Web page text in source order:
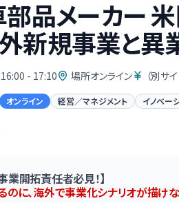
品メーカー
新規事業と異
16:00 - 17:10 場所オンライン （別サ
オンライン 経営／マネジメント イノベー
業開拓責任者必見！】
のに、海外で事業化シナリオが描け